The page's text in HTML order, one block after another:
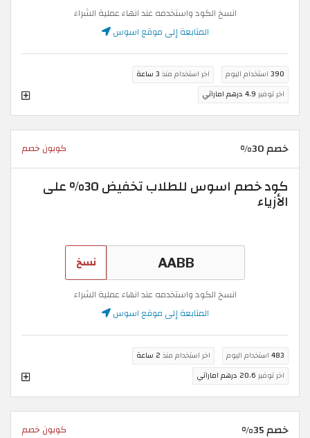
انسخ الكود واستخدمه عند انهاء عملية الشراء
المتابعة إلى موقع اسوس
390 استخدام اليوم اخر استخدام منذ 3 ساعة
اخر توفير 4.9 درهم اماراتي
خصم 30% كوبون خصم
كود خصم اسوس للطلاب تخفيض 30% على
الأزياء
نسخ
انسخ الكود واستخدمه عند انهاء عملية الشراء
المتابعة إلى موقع اسوس
483 استخدام اليوم اخر استخدام منذ 2 ساعة
اخر توفير 20.6 درهم اماراتي
خصم 35% كوبون خصم